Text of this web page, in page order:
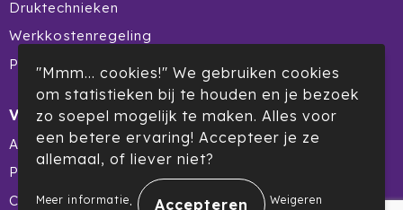
Druktechnieken
Werkkostenregeling
Product Recall
Veilig winkelen
Algemene voorwaarden
Privacyverklaring
Cookiebeleid
"Mmm... cookies!" We gebruiken cookies
om statistieken bij te houden en je bezoek
zo soepel mogelijk te maken. Alles voor
een betere ervaring! Accepteer je ze
allemaal, of liever niet?
Meer informatie. Weigeren